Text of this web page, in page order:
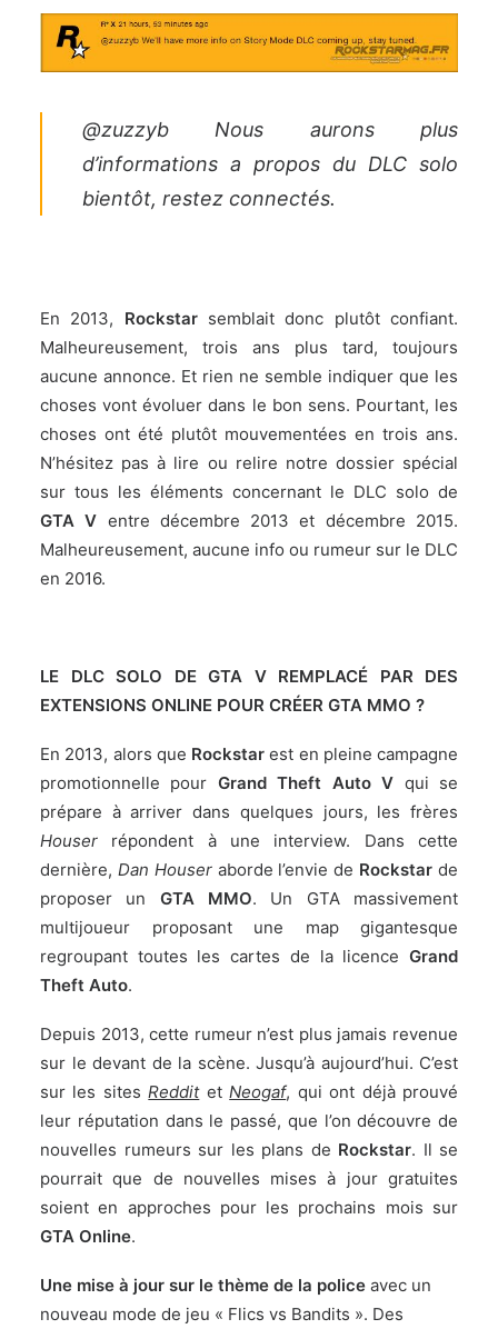
@zuzzyb Nous aurons plus
d’informations a propos du DLC solo
bientôt, restez connectés.
En 2013, Rockstarsemblait donc plutôt confiant.
Malheureusement, trois ans plus tard, toujours
aucune annonce. Et rien ne semble indiquer que les
choses vont évoluer dans le bon sens. Pourtant, les
choses ont été plutôt mouvementées en trois ans.
N’hésitez pas à lire ou relire notre dossier spécial
sur tous les éléments concernant le DLC solo de
GTA V entre décembre 2013 et décembre 2015.
Malheureusement, aucune info ou rumeur sur le DLC
en 2016.
LE DLC SOLO DE GTA V REMPLACÉ PAR DES
EXTENSIONS ONLINE POUR CRÉER GTA MMO ?
En 2013, alors que Rockstar est en pleine campagne
promotionnelle pour Grand Theft Auto V qui se
prépare à arriver dans quelques jours, les frères
Houser répondent à une interview. Dans cette
dernière, Dan Houseraborde l’envie de Rockstar de
proposer un GTA MMO. Un GTA massivement
multijoueur proposant une map gigantesque
regroupant toutes les cartes de la licence Grand
Theft Auto.
Depuis 2013, cette rumeur n’est plus jamais revenue
sur le devant de la scène. Jusqu’à aujourd’hui. C’est
sur les sitesRedditetNeogaf, qui ont déjà prouvé
leur réputation dans le passé, que l’on découvre de
nouvelles rumeurs sur les plans de Rockstar. Il se
pourrait que de nouvelles mises à jour gratuites
soient en approches pour les prochains mois sur
GTA Online.
Une mise à jour sur le thème de la police avec un
nouveau mode de jeu « Flics vs Bandits ». Des